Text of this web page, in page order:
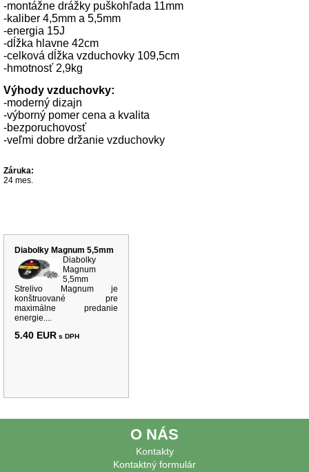
-montážne drážky puškohľada 11mm
-kaliber 4,5mm a 5,5mm
-energia 15J
-dĺžka hlavne 42cm
-celková dĺžka vzduchovky 109,5cm
-hmotnosť 2,9kg
Výhody vzduchovky:
-moderný dizajn
-výborný pomer cena a kvalita
-bezporuchovosť
-veľmi dobre držanie vzduchovky
Záruka:
24 mes.
Diabolky Magnum 5,5mm
Diabolky
Magnum
5,5mm
Strelivo Magnum je
konštruované pre
maximálne predanie
energie....
5.40 EUR s DPH
O NÁS
Kontakty
Kontaktný formulár